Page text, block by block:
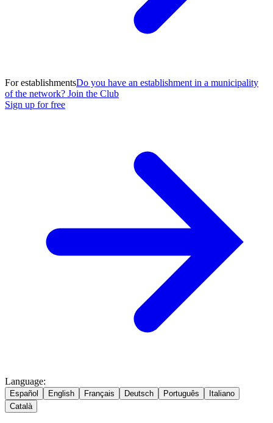
For establishmentsDo you have an establishment in a municipality
of the network? Join the Club
Sign up for free
Language:
Español English Français Deutsch Português
Italiano
Català